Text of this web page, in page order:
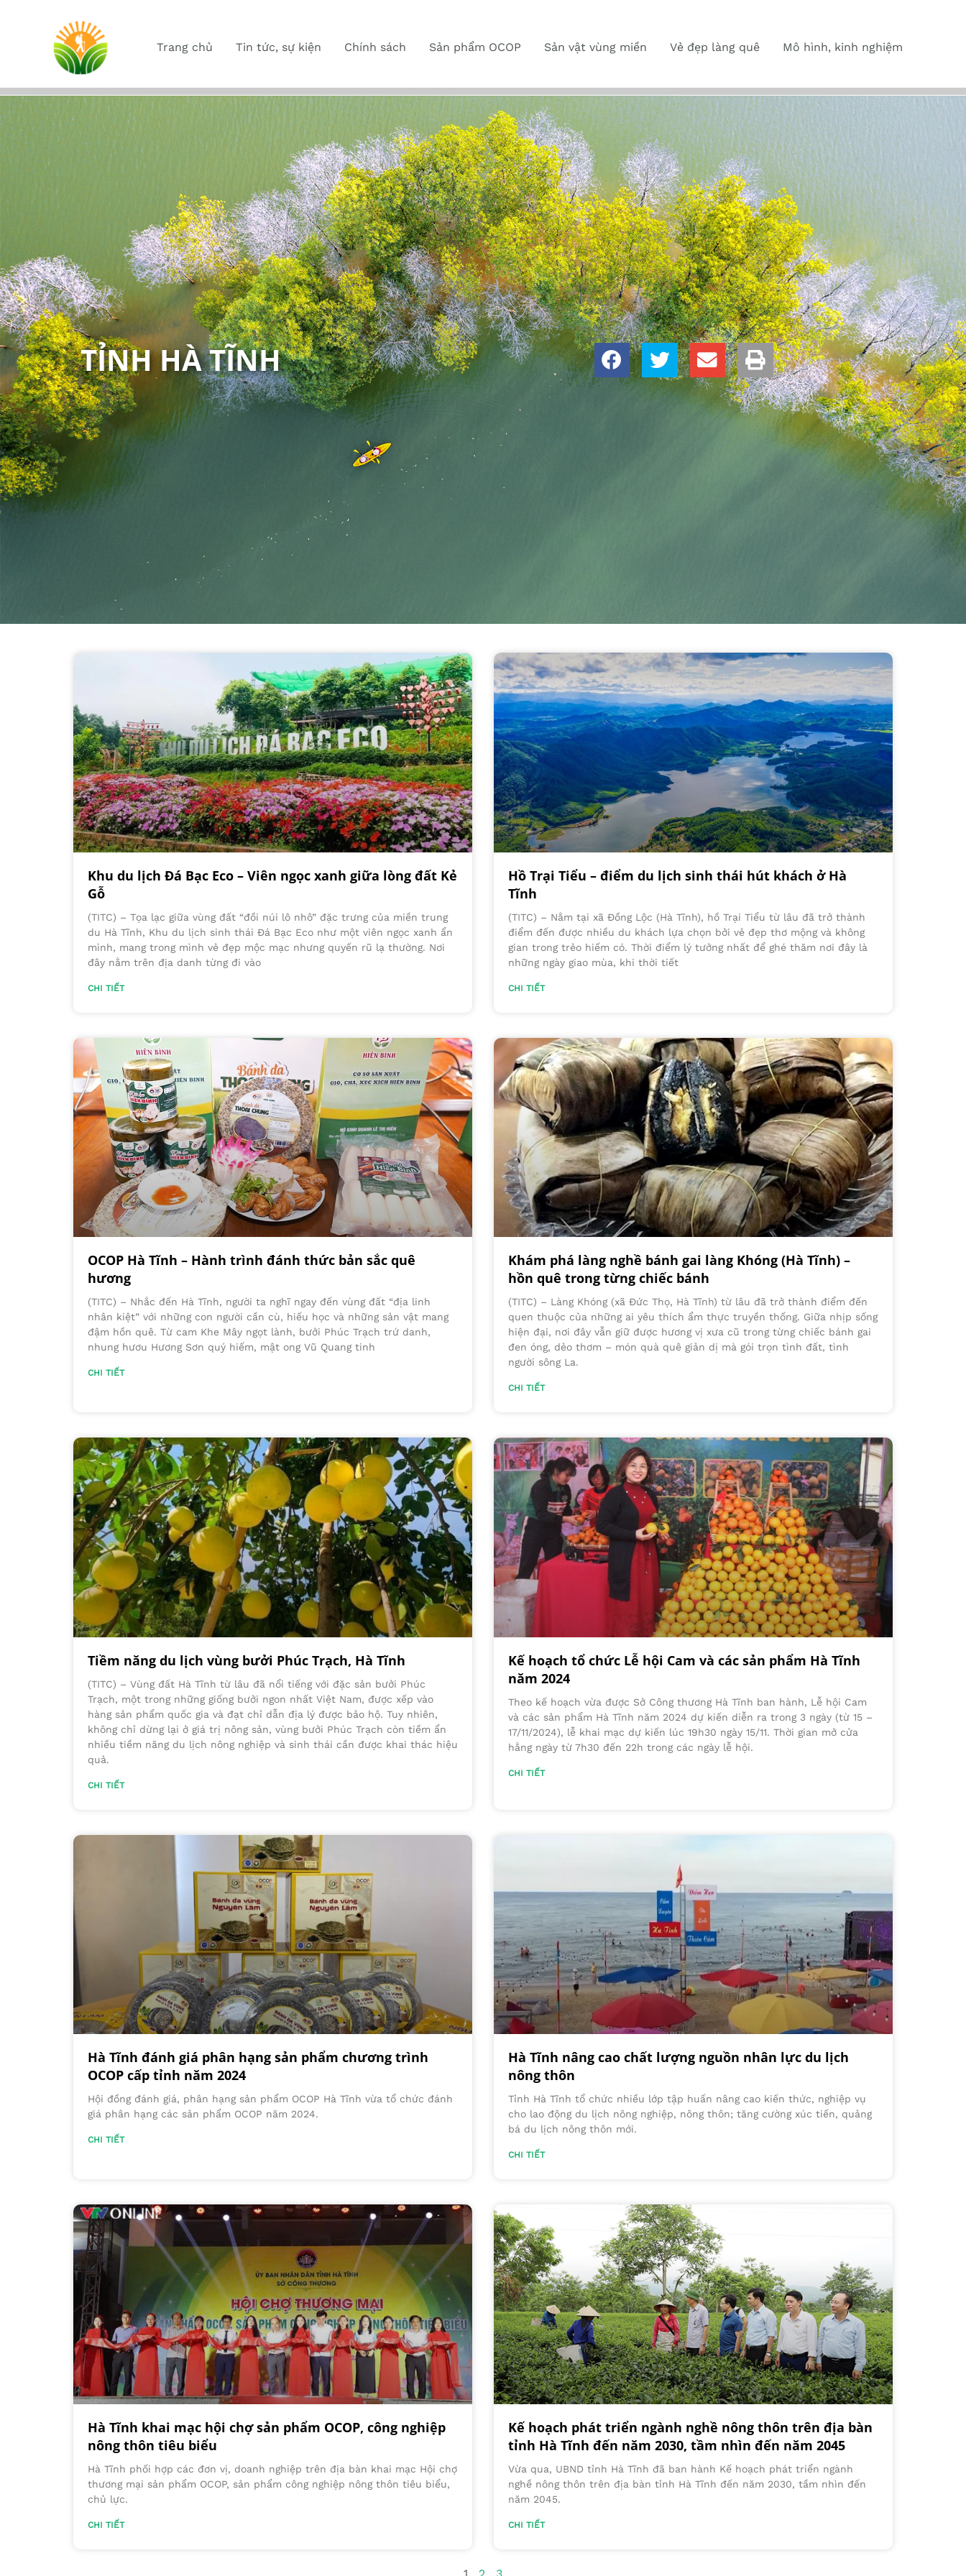
Trang chủ Tin tức, sự kiện Chính sách Sản phẩm OCOP Sản vật vùng miền Vẻ đẹp làng quê Mô hình, kinh nghiệm
TỈNH HÀ TĨNH
Khu du lịch Đá Bạc Eco – Viên ngọc xanh giữa lòng đất Kẻ
Gỗ
(TITC) – Tọa lạc giữa vùng đất “đồi núi lô nhô” đặc trưng của miền trung
du Hà Tĩnh, Khu du lịch sinh thái Đá Bạc Eco như một viên ngọc xanh ẩn
mình, mang trong mình vẻ đẹp mộc mạc nhưng quyến rũ lạ thường. Nơi
đây nằm trên địa danh từng đi vào
CHI TIẾT
Hồ Trại Tiểu – điểm du lịch sinh thái hút khách ở Hà
Tĩnh
(TITC) – Nằm tại xã Đồng Lộc (Hà Tĩnh), hồ Trại Tiểu từ lâu đã trở thành
điểm đến được nhiều du khách lựa chọn bởi vẻ đẹp thơ mộng và không
gian trong trẻo hiếm có. Thời điểm lý tưởng nhất để ghé thăm nơi đây là
những ngày giao mùa, khi thời tiết
CHI TIẾT
OCOP Hà Tĩnh – Hành trình đánh thức bản sắc quê
hương
(TITC) – Nhắc đến Hà Tĩnh, người ta nghĩ ngay đến vùng đất “địa linh
nhân kiệt” với những con người cần cù, hiếu học và những sản vật mang
đậm hồn quê. Từ cam Khe Mây ngọt lành, bưởi Phúc Trạch trứ danh,
nhung hươu Hương Sơn quý hiếm, mật ong Vũ Quang tinh
CHI TIẾT
Khám phá làng nghề bánh gai làng Khóng (Hà Tĩnh) –
hồn quê trong từng chiếc bánh
(TITC) – Làng Khóng (xã Đức Thọ, Hà Tĩnh) từ lâu đã trở thành điểm đến
quen thuộc của những ai yêu thích ẩm thực truyền thống. Giữa nhịp sống
hiện đại, nơi đây vẫn giữ được hương vị xưa cũ trong từng chiếc bánh gai
đen óng, dẻo thơm – món quà quê giản dị mà gói trọn tình đất, tình
người sông La.
CHI TIẾT
Tiềm năng du lịch vùng bưởi Phúc Trạch, Hà Tĩnh
(TITC) – Vùng đất Hà Tĩnh từ lâu đã nổi tiếng với đặc sản bưởi Phúc
Trạch, một trong những giống bưởi ngon nhất Việt Nam, được xếp vào
hàng sản phẩm quốc gia và đạt chỉ dẫn địa lý được bảo hộ. Tuy nhiên,
không chỉ dừng lại ở giá trị nông sản, vùng bưởi Phúc Trạch còn tiềm ẩn
nhiều tiềm năng du lịch nông nghiệp và sinh thái cần được khai thác hiệu
quả.
CHI TIẾT
Kế hoạch tổ chức Lễ hội Cam và các sản phẩm Hà Tĩnh
năm 2024
Theo kế hoạch vừa được Sở Công thương Hà Tĩnh ban hành, Lễ hội Cam
và các sản phẩm Hà Tĩnh năm 2024 dự kiến diễn ra trong 3 ngày (từ 15 –
17/11/2024), lễ khai mạc dự kiến lúc 19h30 ngày 15/11. Thời gian mở cửa
hằng ngày từ 7h30 đến 22h trong các ngày lễ hội.
CHI TIẾT
Hà Tĩnh đánh giá phân hạng sản phẩm chương trình
OCOP cấp tỉnh năm 2024
Hội đồng đánh giá, phân hạng sản phẩm OCOP Hà Tĩnh vừa tổ chức đánh
giá phân hạng các sản phẩm OCOP năm 2024.
CHI TIẾT
Hà Tĩnh nâng cao chất lượng nguồn nhân lực du lịch
nông thôn
Tỉnh Hà Tĩnh tổ chức nhiều lớp tập huấn nâng cao kiến thức, nghiệp vụ
cho lao động du lịch nông nghiệp, nông thôn; tăng cường xúc tiến, quảng
bá du lịch nông thôn mới.
CHI TIẾT
Hà Tĩnh khai mạc hội chợ sản phẩm OCOP, công nghiệp
nông thôn tiêu biểu
Hà Tĩnh phối hợp các đơn vị, doanh nghiệp trên địa bàn khai mạc Hội chợ
thương mại sản phẩm OCOP, sản phẩm công nghiệp nông thôn tiêu biểu,
chủ lực.
CHI TIẾT
Kế hoạch phát triển ngành nghề nông thôn trên địa bàn
tỉnh Hà Tĩnh đến năm 2030, tầm nhìn đến năm 2045
Vừa qua, UBND tỉnh Hà Tĩnh đã ban hành Kế hoạch phát triển ngành
nghề nông thôn trên địa bàn tỉnh Hà Tĩnh đến năm 2030, tầm nhìn đến
năm 2045.
CHI TIẾT